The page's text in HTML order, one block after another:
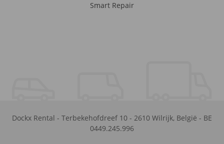
Smart Repair
Dockx Rental - Terbekehofdreef 10 - 2610 Wilrijk, België - BE
0449.245.996